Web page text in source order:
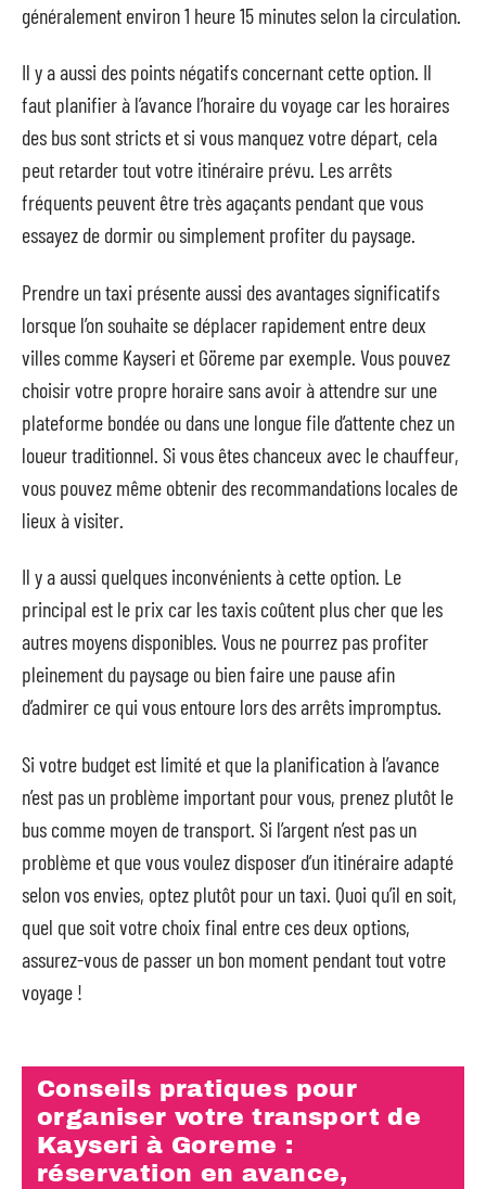
généralement environ 1 heure 15 minutes selon la circulation.
Il y a aussi des points négatifs concernant cette option. Il
faut planifier à l’avance l’horaire du voyage car les horaires
des bus sont stricts et si vous manquez votre départ, cela
peut retarder tout votre itinéraire prévu. Les arrêts
fréquents peuvent être très agaçants pendant que vous
essayez de dormir ou simplement profiter du paysage.
Prendre un taxi présente aussi des avantages significatifs
lorsque l’on souhaite se déplacer rapidement entre deux
villes comme Kayseri et Göreme par exemple. Vous pouvez
choisir votre propre horaire sans avoir à attendre sur une
plateforme bondée ou dans une longue file d’attente chez un
loueur traditionnel. Si vous êtes chanceux avec le chauffeur,
vous pouvez même obtenir des recommandations locales de
lieux à visiter.
Il y a aussi quelques inconvénients à cette option. Le
principal est le prix car les taxis coûtent plus cher que les
autres moyens disponibles. Vous ne pourrez pas profiter
pleinement du paysage ou bien faire une pause afin
d’admirer ce qui vous entoure lors des arrêts impromptus.
Si votre budget est limité et que la planification à l’avance
n’est pas un problème important pour vous, prenez plutôt le
bus comme moyen de transport. Si l’argent n’est pas un
problème et que vous voulez disposer d’un itinéraire adapté
selon vos envies, optez plutôt pour un taxi. Quoi qu’il en soit,
quel que soit votre choix final entre ces deux options,
assurez-vous de passer un bon moment pendant tout votre
voyage !
Conseils pratiques pour
organiser votre transport de
Kayseri à Goreme :
réservation en avance,